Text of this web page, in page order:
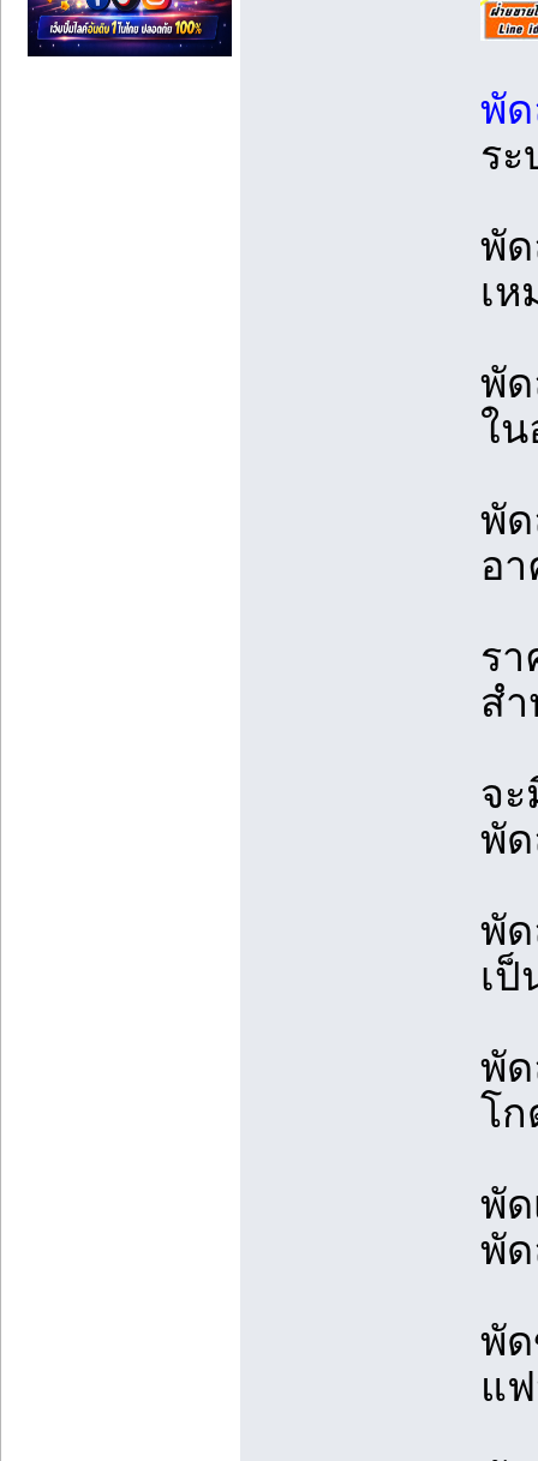
พั
ร
พั
เ
พั
ใน
พั
อา
ร
ส
จ
พั
พั
เ
พั
โก
พั
พั
พั
แ